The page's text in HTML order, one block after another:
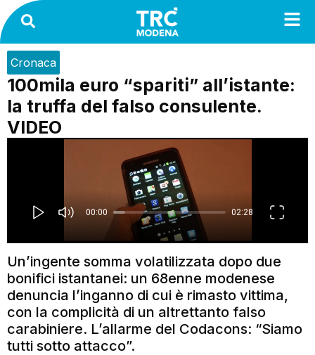
Cronaca
100mila euro “spariti” all’istante:
la truffa del falso consulente.
VIDEO
Un’ingente somma volatilizzata dopo due
bonifici istantanei: un 68enne modenese
denuncia l’inganno di cui è rimasto vittima,
con la complicità di un altrettanto falso
carabiniere. L’allarme del Codacons: “Siamo
tutti sotto attacco”.